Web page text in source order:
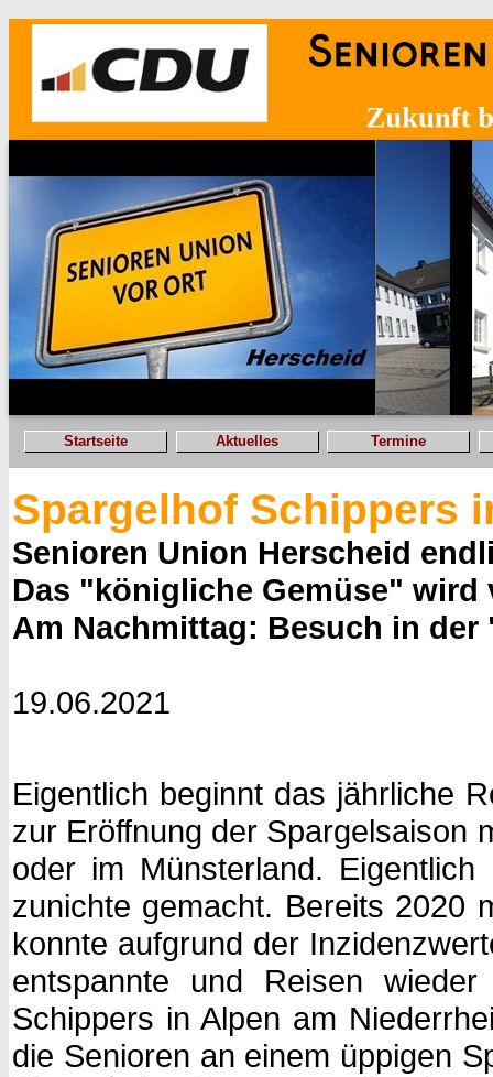
Startseite Aktuelles Termine
Spargelhof Schippers
Senioren Union Herscheid
Das "königliche Gemüse"
Am Nachmittag: Besuch in
19.06.2021
Eigentlich beginnt das jährliche
zur Eröffnung der Spargelsaison
oder im Münsterland.
zunichte gemacht. Bereits 2020
konnte aufgrund der
entspannte und Reisen
Schippers in Alpen am
die Senioren an einem üppigen